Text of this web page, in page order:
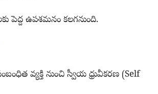
పెద్ద ఉపశమనం కలగనుంది.
వ్యక్తి నుంచి స్వీయ ధ్రువీకరణ (Self